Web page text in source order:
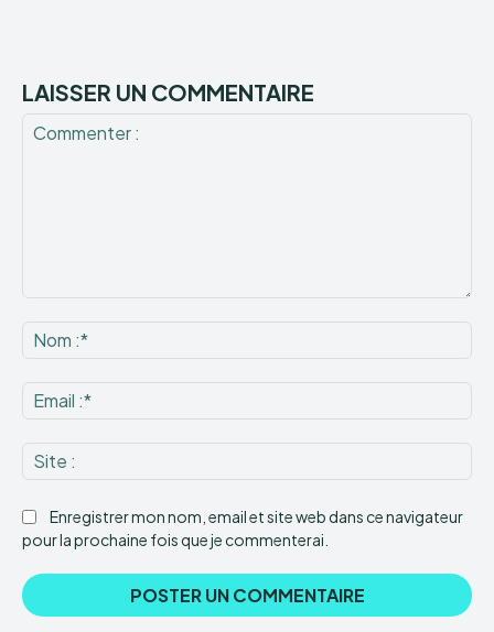
LAISSER UN COMMENTAIRE
:*
:*
:
Enregistrer mon nom, email et site web dans ce navigateur
pour la prochaine fois que je commenterai.